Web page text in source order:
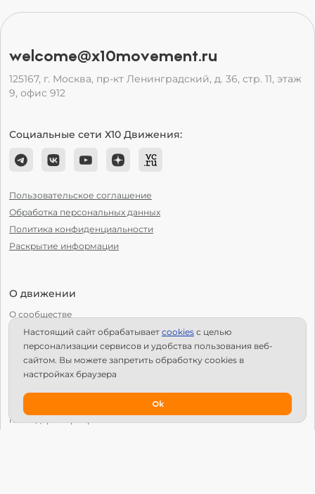
welcome@x10movement.ru
125167, г. Москва, пр-кт Ленинградский, д. 36, стр. 11, этаж
9, офис 912
Социальные сети Х10 Движения:
Пользовательское соглашение
Обработка персональных данных
Политика конфиденциальности
Раскрытие информации
О движении
О сообществе
С чего начать?
Структура Х10
Как стать региональным лидером?
Календарь мероприятий
Настоящий сайт обрабатывает сookies с целью
персонализации сервисов и удобства пользования веб-
сайтом. Вы можете запретить обработку сookies в
настройках браузера
Ok